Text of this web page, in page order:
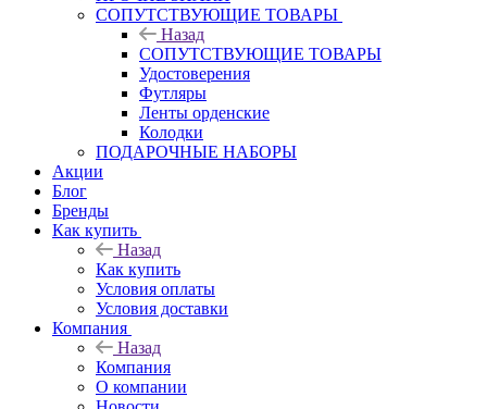
СОПУТСТВУЮЩИЕ ТОВАРЫ
Назад
СОПУТСТВУЮЩИЕ ТОВАРЫ
Удостоверения
Футляры
Ленты орденские
Колодки
ПОДАРОЧНЫЕ НАБОРЫ
Акции
Блог
Бренды
Как купить
Назад
Как купить
Условия оплаты
Условия доставки
Компания
Назад
Компания
О компании